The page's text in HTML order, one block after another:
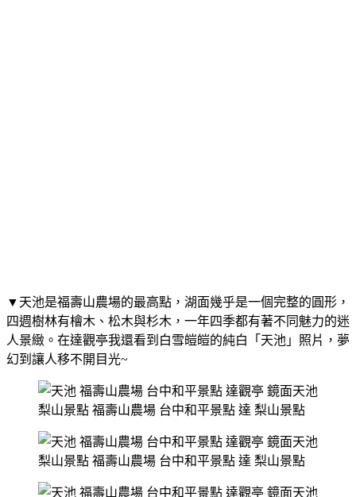
▼天池是福壽山農場的最高點，湖面幾乎是一個完整的圓形，
四週樹林有檜木、松木與杉木，一年四季都有著不同魅力的迷
人景緻。在達觀亭我還看到白雪皚皚的純白「天池」照片，夢
幻到讓人移不開目光~